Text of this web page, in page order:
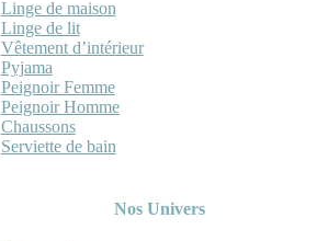
Linge de maison
Linge de lit
Vêtement d’intérieur
Pyjama
Peignoir Femme
Peignoir Homme
Chaussons
Serviette de bain
Nos Univers